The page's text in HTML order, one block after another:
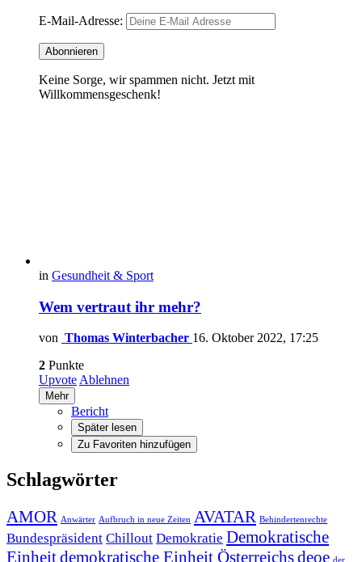
E-Mail-Adresse:
Keine Sorge, wir spammen nicht. Jetzt mit
Willkommensgeschenk!
in Gesundheit & Sport
Wem vertraut ihr mehr?
von Thomas Winterbacher 16. Oktober 2022, 17:25
2 Punkte
Upvote Ablehnen
Mehr
Bericht
Später lesen
Zu Favoriten hinzufügen
Schlagwörter
AMOR Anwärter Aufbruch in neue Zeiten AVATAR Behindertenrechte
Bundespräsident Chillout Demokratie Demokratische
Einheitdemokratische Einheit Österreichsdeoe der